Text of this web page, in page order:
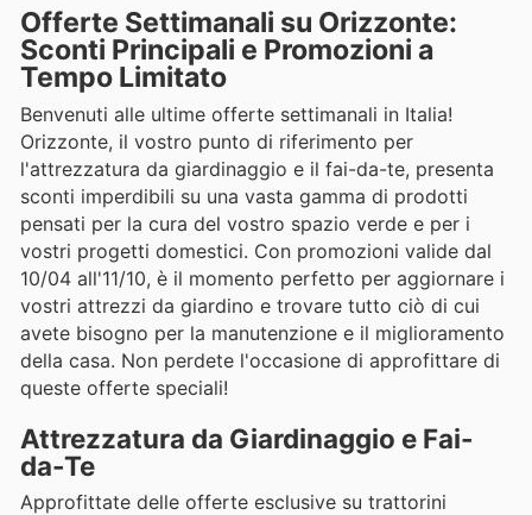
Offerte Settimanali su Orizzonte:
Sconti Principali e Promozioni a
Tempo Limitato
Benvenuti alle ultime offerte settimanali in Italia!
Orizzonte, il vostro punto di riferimento per
l'attrezzatura da giardinaggio e il fai-da-te, presenta
sconti imperdibili su una vasta gamma di prodotti
pensati per la cura del vostro spazio verde e per i
vostri progetti domestici. Con promozioni valide dal
10/04 all'11/10, è il momento perfetto per aggiornare i
vostri attrezzi da giardino e trovare tutto ciò di cui
avete bisogno per la manutenzione e il miglioramento
della casa. Non perdete l'occasione di approfittare di
queste offerte speciali!
Attrezzatura da Giardinaggio e Fai-
da-Te
Approfittate delle offerte esclusive su trattorini